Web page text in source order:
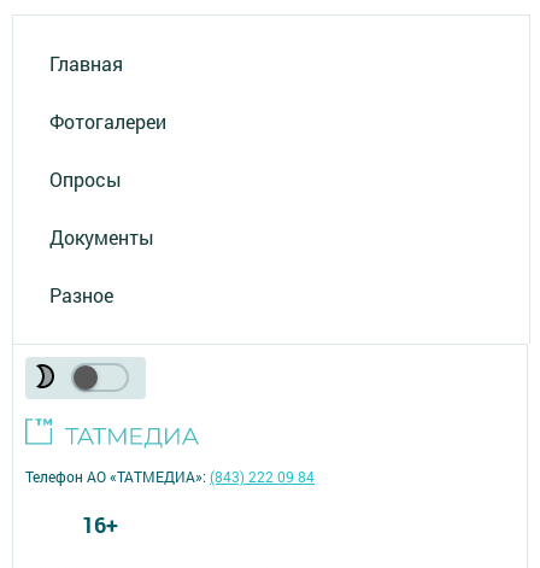
Главная
Фотогалереи
Опросы
Документы
Разное
Телефон АО «ТАТМЕДИА»:(843) 222 09 84
16+